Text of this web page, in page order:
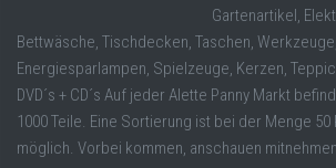
Gartenartikel,
Bettwäsche, Tischdecken, Taschen,
Energiesparlampen, Spielzeuge, Kerzen,
DVD´s + CD´s Auf jeder Alette Panny Markt
1000 Teile. Eine Sortierung ist bei der Menge
möglich. Vorbei kommen, anschauen